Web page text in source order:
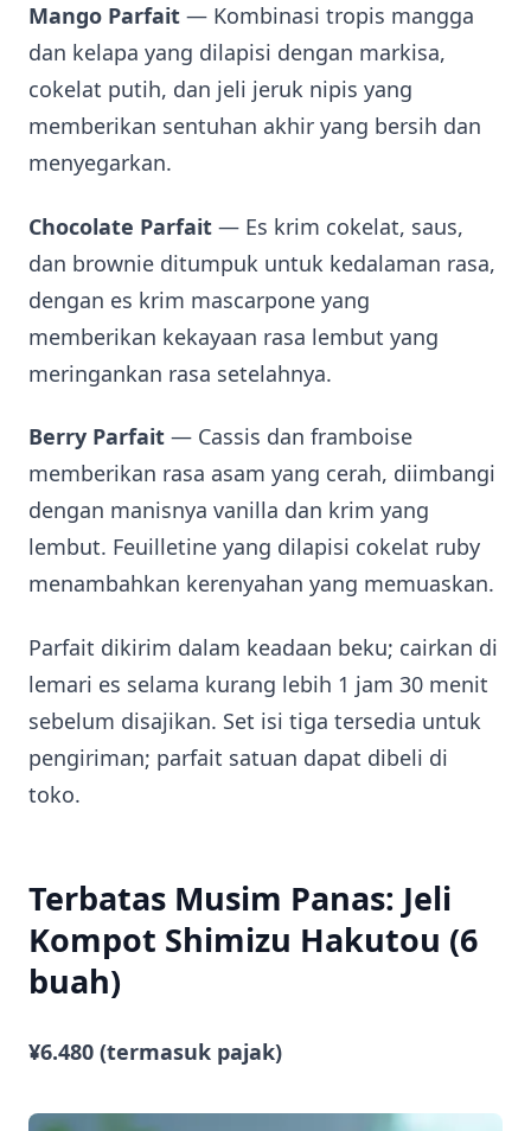
Mango Parfait — Kombinasi tropis mangga
dan kelapa yang dilapisi dengan markisa,
cokelat putih, dan jeli jeruk nipis yang
memberikan sentuhan akhir yang bersih dan
menyegarkan.
Chocolate Parfait — Es krim cokelat, saus,
dan brownie ditumpuk untuk kedalaman rasa,
dengan es krim mascarpone yang
memberikan kekayaan rasa lembut yang
meringankan rasa setelahnya.
Berry Parfait — Cassis dan framboise
memberikan rasa asam yang cerah, diimbangi
dengan manisnya vanilla dan krim yang
lembut. Feuilletine yang dilapisi cokelat ruby
menambahkan kerenyahan yang memuaskan.
Parfait dikirim dalam keadaan beku; cairkan di
lemari es selama kurang lebih 1 jam 30 menit
sebelum disajikan. Set isi tiga tersedia untuk
pengiriman; parfait satuan dapat dibeli di
toko.
Terbatas Musim Panas: Jeli
Kompot Shimizu Hakutou (6
buah)
¥6.480 (termasuk pajak)